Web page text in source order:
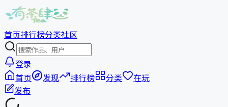
首页排行榜分类社区
登录
首页
发现 排行榜 分类
在玩
发布